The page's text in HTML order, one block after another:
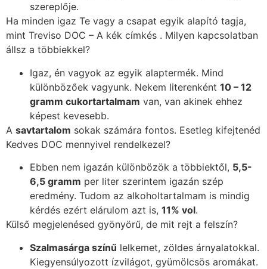
szereplője.
Ha minden igaz Te vagy a csapat egyik alapító tagja,
mint Treviso DOC – A kék címkés . Milyen kapcsolatban
állsz a többiekkel?
Igaz, én vagyok az egyik alaptermék. Mind
különbözőek vagyunk. Nekem literenként 10 – 12
gramm cukortartalmam van, van akinek ehhez
képest kevesebb.
A savtartalom sokak számára fontos. Esetleg kifejtenéd
Kedves DOC mennyivel rendelkezel?
Ebben nem igazán különbözök a többiektől, 5,5-
6,5 gramm per liter szerintem igazán szép
eredmény. Tudom az alkoholtartalmam is mindig
kérdés ezért elárulom azt is, 11% vol.
Külső megjelenésed gyönyörű, de mit rejt a felszín?
Szalmasárga színű lelkemet, zöldes árnyalatokkal.
Kiegyensúlyozott ízvilágot, gyümölcsös aromákat.